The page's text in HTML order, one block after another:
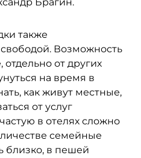
также
Возможность
от других
на время в
как живут местные,
от услуг
в отелях сложно
семейные
близко, в пешей